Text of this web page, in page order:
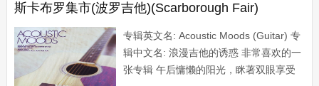
斯卡布罗集市(波罗吉他)(Scarborough Fair)
专辑英文名: Acoustic Moods (Guitar) 专
辑中文名: 浪漫吉他的诱惑 非常喜欢的一
张专辑 午后慵懒的阳光，眯著双眼享受